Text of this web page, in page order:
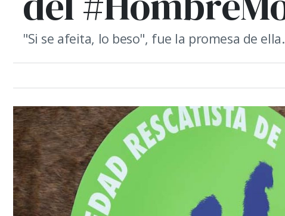
"Si se afeita, lo beso", fue la promesa de